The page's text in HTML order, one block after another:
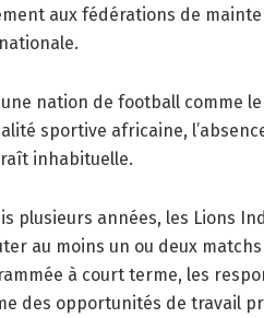
aux fédérations de
une nation de football comme
sportive africaine,
inhabituelle.
plusieurs années, les Lions
au moins un ou deux
à court terme, les
des opportunités de travail